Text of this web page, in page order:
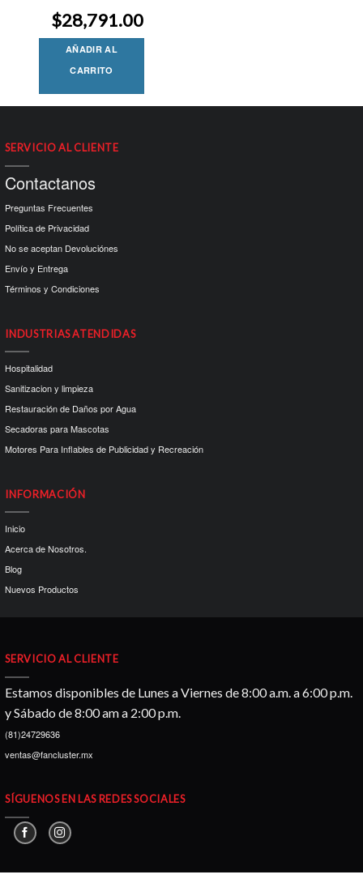
$28,791.00
AÑADIR AL
CARRITO
SERVICIO AL CLIENTE
Contactanos
Preguntas Frecuentes
Política de Privacidad
No se aceptan Devoluciónes
Envío y Entrega
Términos y Condiciones
INDUSTRIAS ATENDIDAS
Hospitalidad
Sanitizacion y limpieza
Restauración de Daños por Agua
Secadoras para Mascotas
Motores Para Inflables de Publicidad y Recreación
INFORMACIÓN
Inicio
Acerca de Nosotros.
Blog
Nuevos Productos
SERVICIO AL CLIENTE
Estamos disponibles de Lunes a Viernes de 8:00 a.m. a 6:00 p.m.
y Sábado de 8:00 am a 2:00 p.m.
(81)24729636
ventas@fancluster.mx
SÍGUENOS EN LAS REDES SOCIALES